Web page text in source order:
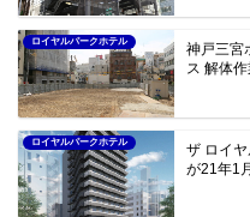
ロイヤルパークホテル
神戸三宮
ス 解体
ロイヤルパークホテル
ザ ロイ
が21年1